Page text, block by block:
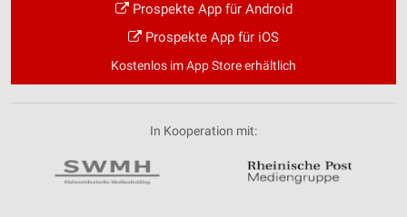
Prospekte App für Android
Prospekte App für iOS
Kostenlos im App Store erhältlich
In Kooperation mit: